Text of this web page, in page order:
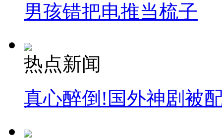
纽约上演“枕头大战”
司机酒驾遇交警 急速倒车逃窜
男孩错把电推当梳子
热点新闻
真心醉倒!国外神剧被